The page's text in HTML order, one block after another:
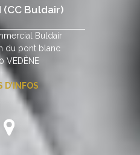
(CC Buldair)
Buldair
du pont blanc
VEDÈNE
D’INFOS